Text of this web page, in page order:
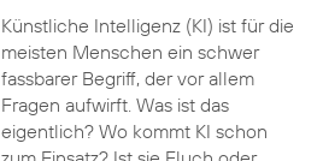
Künstliche Intelligenz (KI) ist für die
meisten Menschen ein schwer
fassbarer Begriff, der vor allem
Fragen aufwirft. Was ist das
eigentlich? Wo kommt KI schon